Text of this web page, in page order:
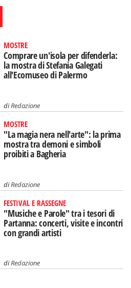
MOSTRE
Comprare un'isola per difenderla:
la mostra di Stefania Galegati
all'Ecomuseo di Palermo
diRedazione
MOSTRE
"La magia nera nell'arte": la prima
mostra tra demoni e simboli
proibiti a Bagheria
diRedazione
FESTIVAL E RASSEGNE
"Musiche e Parole" tra i tesori di
Partanna: concerti, visite e incontri
con grandi artisti
diRedazione